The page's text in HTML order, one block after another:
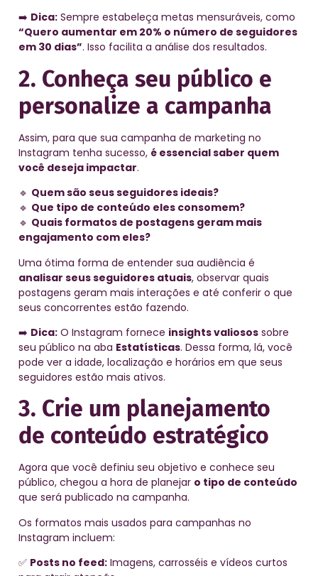
➡️ Dica: Sempre estabeleça metas mensuráveis, como
“Quero aumentar em 20% o número de seguidores
em 30 dias”. Isso facilita a análise dos resultados.
2. Conheça seu público e
personalize a campanha
Assim, para que sua campanha de marketing no
Instagram tenha sucesso, é essencial saber quem
você deseja impactar.
🔹 Quem são seus seguidores ideais?
🔹 Que tipo de conteúdo eles consomem?
🔹 Quais formatos de postagens geram mais
engajamento com eles?
Uma ótima forma de entender sua audiência é
analisar seus seguidores atuais, observar quais
postagens geram mais interações e até conferir o que
seus concorrentes estão fazendo.
➡️ Dica: O Instagram fornece insights valiosos sobre
seu público na aba Estatísticas. Dessa forma, lá, você
pode ver a idade, localização e horários em que seus
seguidores estão mais ativos.
3. Crie um planejamento
de conteúdo estratégico
Agora que você definiu seu objetivo e conhece seu
público, chegou a hora de planejar o tipo de conteúdo
que será publicado na campanha.
Os formatos mais usados para campanhas no
Instagram incluem:
✅ Posts no feed: Imagens, carrosséis e vídeos curtos